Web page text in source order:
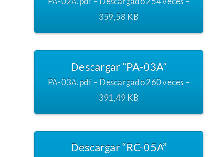
359,58 KB
Descargar “PA-03A”
PA-03A.pdf – Descargado 260 veces –
391,49 KB
Descargar “RC-05A”